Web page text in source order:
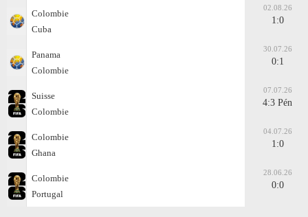
Colombie
Cuba
02.08.26
1:0
Panama
Colombie
30.07.26
0:1
Suisse
Colombie
07.07.26
4:3 Pén
Colombie
Ghana
04.07.26
1:0
Colombie
Portugal
28.06.26
0:0